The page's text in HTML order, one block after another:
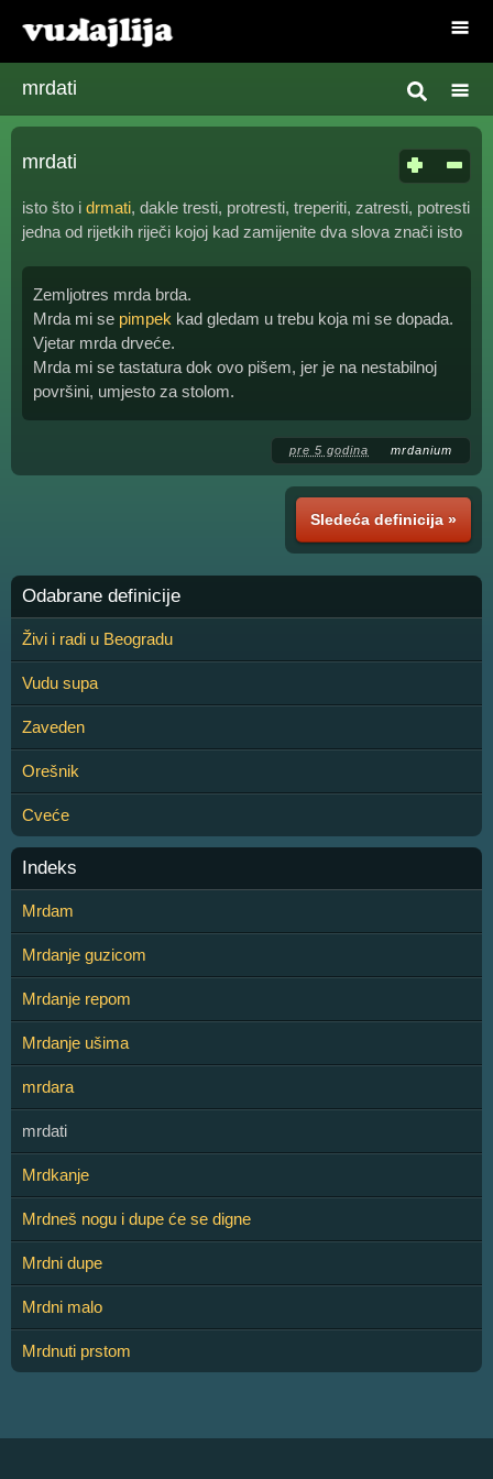
mrdati
mrdati
isto što i drmati, dakle tresti, protresti, treperiti, zatresti, potresti
jedna od rijetkih riječi kojoj kad zamijenite dva slova znači isto
Zemljotres mrda brda.
Mrda mi se pimpek kad gledam u trebu koja mi se dopada.
Vjetar mrda drveće.
Mrda mi se tastatura dok ovo pišem, jer je na nestabilnoj
površini, umjesto za stolom.
pre 5 godina mrdanium
Sledeća definicija »
Odabrane definicije
Živi i radi u Beogradu
Vudu supa
Zaveden
Orešnik
Cveće
Indeks
Mrdam
Mrdanje guzicom
Mrdanje repom
Mrdanje ušima
mrdara
mrdati
Mrdkanje
Mrdneš nogu i dupe će se digne
Mrdni dupe
Mrdni malo
Mrdnuti prstom